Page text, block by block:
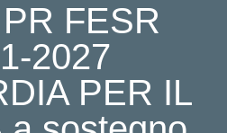
FESR
2027
PER IL